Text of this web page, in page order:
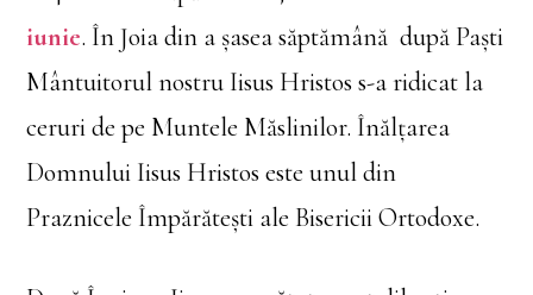
iunie. În Joia din a șasea săptămână după Paști
Mântuitorul nostru Iisus Hristos s-a ridicat la
ceruri de pe Muntele Măslinilor. Înălțarea
Domnului Iisus Hristos este unul din
Praznicele Împărătești ale Bisericii Ortodoxe.